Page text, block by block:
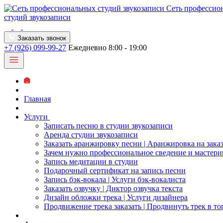
Сеть
студий звукозаписи
Заказать звонок
+7 (926) 099-99-27 Ежедневно 8:00 - 19:00
Главная
Услуги
Записать песню в студии звукозаписи
Аренда студии звукозаписи
Заказать аранжировку песни | Аранжировка на заказ
Зачем нужно профессиональное сведение и
Запись медитации в студии
Подарочный сертификат на запись песни
Запись бэк-вокала | Услуги бэк-вокалиста
Заказать озвучку | Диктор озвучка текста
Дизайн обложки трека | Услуги дизайнера
Продвижение трека заказать | Продвинуть трек в